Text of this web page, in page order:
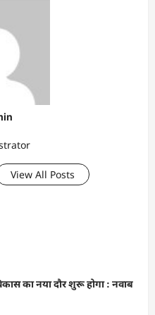
View All Posts
का नया दौर शुरू होगा : नवाब